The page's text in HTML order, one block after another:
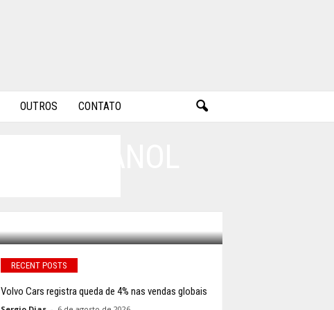
OUTROS CONTATO
RECENT POSTS
Volvo Cars registra queda de 4% nas vendas globais